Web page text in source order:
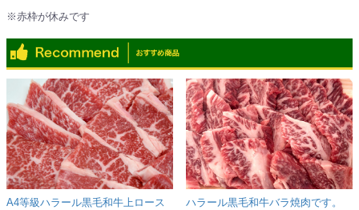
※赤枠が休みです
A4等級ハラール黒毛和牛上ロース
ハラール黒毛和牛バラ焼肉です。